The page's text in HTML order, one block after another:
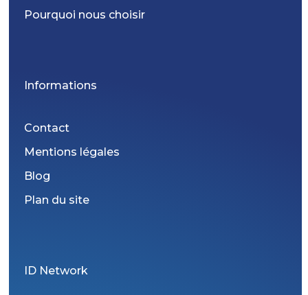
Pourquoi nous choisir
Informations
Contact
Mentions légales
Blog
Plan du site
ID Network